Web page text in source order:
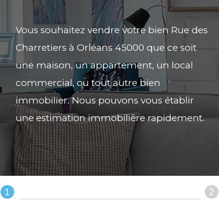
Vous souhaitez vendre votre bien Rue des
Charretiers à Orléans 45000 que ce soit
une maison, un appartement, un local
commercial, ou tout autre bien
immobilier. Nous pouvons vous établir
une estimation immobilière rapidement.
REMPLIR LE FORMULAIRE :
1 2